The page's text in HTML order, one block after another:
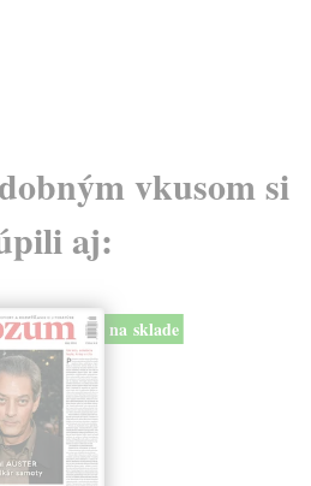
vkusom si
aj:
na sklade